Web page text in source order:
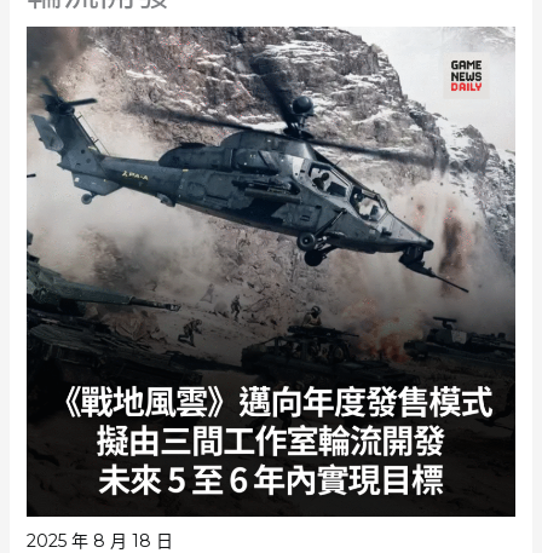
2025 年 8 月 18 日